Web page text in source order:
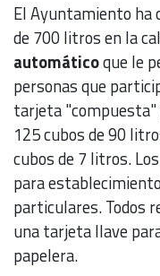
El Ayuntamiento ha
de 700 litros en la
automáticoque le
personas que
tarjeta
125 cubos de 90
cubos de 7 litros.
para
particulares. Todos
una tarjeta llave
papelera.